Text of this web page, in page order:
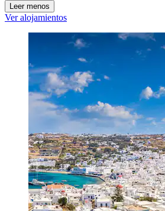
Leer menos
Ver alojamientos